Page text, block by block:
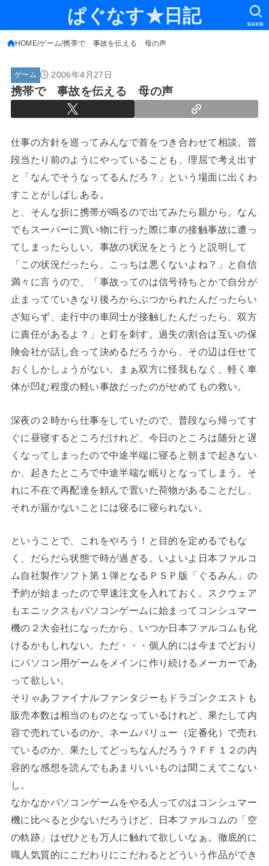
ぱぐなす★日記 SEARCH
HOME ゲーム 携帯で 事故を伝える 母の声
ゲーム 2006年4月27日
携帯で 事故を伝える 母の声
仕事の方針を巡ってみんなで首をつき合わせて相談。普
段当たり前のようにやっていることも、理屈で考え出す
と「なんでそうなってるんだろ？」という場面に出くわ
すことがしばしある。
と、そんな折に携帯が鳴るので出てみたら親から。なん
でもスーパーに買い物に行った際に車の接触事故に遭っ
てしまったらしい。事故の状況をとうとうと説明して
「この状況だったら、こっちは悪くないよね？」と自信
満々に言うので、「事故ってのは信号待ちとかで自分が
止まってていきなり後ろからぶつかられたんだったらい
ざ知らず、走行中の車同士が接触したんだったら、双方
に責任があるよ？」と釘を刺す。過失の割合は互いの保
険会社が話し合って決めるだろうから、その辺は任せて
おくしかしょうがない。まぁ双方に怪我もなく、軽く車
体が凹む程度の軽い事故だったのがせめてもの救い。
深夜の２時から仕事をしていたので、普段なら帰ってす
ぐに昼寝するところだけれど、今日のところは随分と遅
くなってしまったので中途半端に寝ると朝まで起きない
か、起きたところで中途半端な眠りとなってしまう。そ
れに不在で再配達を頼んで置いた荷物があることだし、
それが届かないことには寝るに寝られない。
ということで、これをやろう！と目的を定めるでもな
く、だらだら状態で時が過ぎる。いよいよ日本ファルコ
ム自社製作ソフト第１弾となるＰＳＰ版「ぐるみん」の
予約が始まったので早速注文を入れておく。スクウェア
もエニックスもパソコンゲームに始まってコンシュマー
機の２大会社になったから、いつか日本ファルコムも化
けるかもしれない。ただ・・・個人的には今までどおり
にパソコン用ゲームをメインに作り続けるメーカーであ
って欲しい。
そりゃあファイナルファンタジーもドラゴンクエストも
販売本数は相当のものとなっているけれど、果たして内
容で売れているのか、ネームバリュー（定番化）で売れ
ているのか、果たしてどっちなんだろう？ＦＦ１２の内
容的な感想を読んでもあまりいいものは聞こえてこない
し。
なかなかパソコンゲームをやる人ってのはコンシュマー
機に比べると少ないだろうけど、日本ファルコムの「空
の軌跡」はぜひとも万人に触れて欲しいなぁ。徹底的に
職人気質的にこだわりにこだわるとどういう作品ができ